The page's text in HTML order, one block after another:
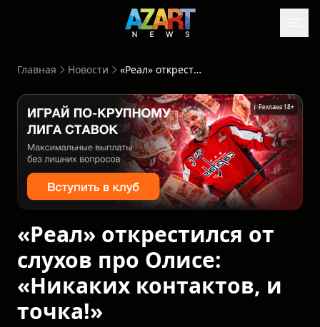
Главная Новости «Реал» открестился от слухов про Олисе: «Никаких контактов, и точка!»
Реклама 18+
«Реал» открестился от
слухов про Олисе:
«Никаких контактов, и
точка!»